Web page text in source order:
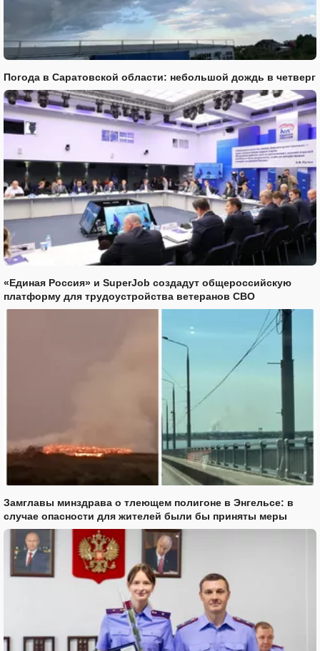
Погода в Саратовской области: небольшой дождь в четверг
«Единая Россия» и SuperJob создадут общероссийскую
платформу для трудоустройства ветеранов СВО
Замглавы минздрава о тлеющем полигоне в Энгельсе: в
случае опасности для жителей были бы приняты меры